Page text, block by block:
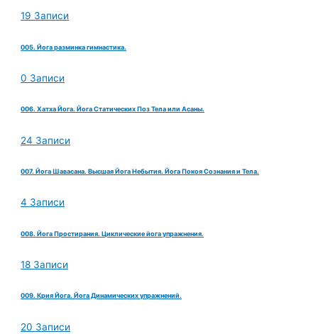
19 Записи
005. Йога разминка гимнастика.
0 Записи
006. Хатха Йога. Йога Статических Поз Тела или Асаны.
24 Записи
007. Йога Шавасана. Высшая Йога Небытия. Йога Покоя Сознания и Тела.
4 Записи
008. Йога Простирания. Циклические йога упражнения.
18 Записи
009. Крия Йога. Йога Динамических упражнений.
20 Записи